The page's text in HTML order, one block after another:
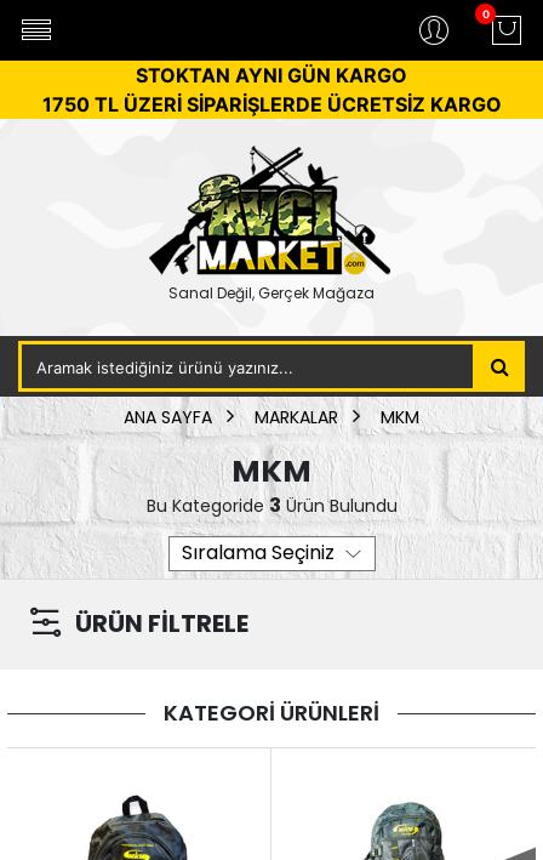
0
STOKTAN AYNI GÜN KARGO
1750 TL ÜZERİ SİPARİŞLERDE ÜCRETSİZ KARGO
Sanal Değil, Gerçek Mağaza
ANA SAYFA MARKALAR MKM
MKM
Bu Kategoride3Ürün Bulundu
ÜRÜN FİLTRELE
KATEGORİ ÜRÜNLERİ